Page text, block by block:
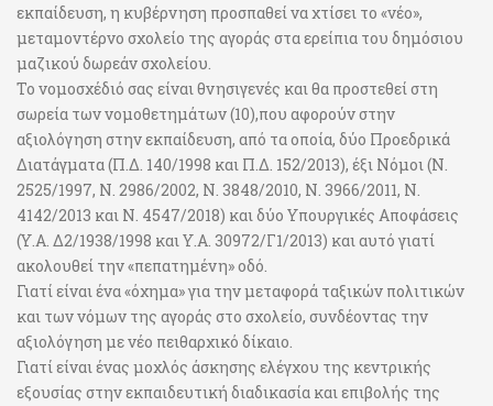
εκπαίδευση, η κυβέρνηση προσπαθεί να χτίσει το «νέο»,
μεταμοντέρνο σχολείο της αγοράς στα ερείπια του δημόσιου
μαζικού δωρεάν σχολείου.
Το νομοσχέδιό σας είναι θνησιγενές και θα προστεθεί στη
σωρεία των νομοθετημάτων (10),που αφορούν στην
αξιολόγηση στην εκπαίδευση, από τα οποία, δύο Προεδρικά
Διατάγματα (Π.Δ. 140/1998 και Π.Δ. 152/2013), έξι Νόμοι (Ν.
2525/1997, Ν. 2986/2002, Ν. 3848/2010, Ν. 3966/2011, Ν.
4142/2013 και Ν. 4547/2018) και δύο Υπουργικές Αποφάσεις
(Υ.Α. Δ2/1938/1998 και Υ.Α. 30972/Γ1/2013) και αυτό γιατί
ακολουθεί την «πεπατημένη» οδό.
Γιατί είναι ένα «όχημα» για την μεταφορά ταξικών πολιτικών
και των νόμων της αγοράς στο σχολείο, συνδέοντας την
αξιολόγηση με νέο πειθαρχικό δίκαιο.
Γιατί είναι ένας μοχλός άσκησης ελέγχου της κεντρικής
εξουσίας στην εκπαιδευτική διαδικασία και επιβολής της